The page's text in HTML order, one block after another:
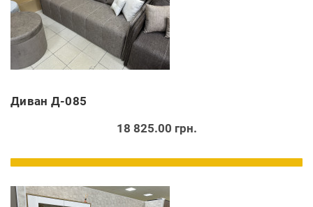
Диван Д-085
18 825.00 грн.